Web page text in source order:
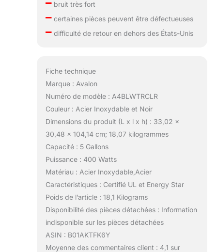
bruit très fort
–certaines pièces peuvent être défectueuses
–difficulté de retour en dehors des États-Unis
Fiche technique
Marque : Avalon
Numéro de modèle : A4BLWTRCLR
Couleur : Acier Inoxydable et Noir
Dimensions du produit (L x l x h) : 33,02 x
30,48 x 104,14 cm; 18,07 kilogrammes
Capacité : 5 Gallons
Puissance : 400 Watts
Matériau : Acier Inoxydable,Acier
Caractéristiques : Certifié UL et Energy Star
Poids de l’article : 18,1 Kilograms
Disponibilité des pièces détachées : Information
indisponible sur les pièces détachées
ASIN : B01AKTFK6Y
Moyenne des commentaires client : 4,1 sur